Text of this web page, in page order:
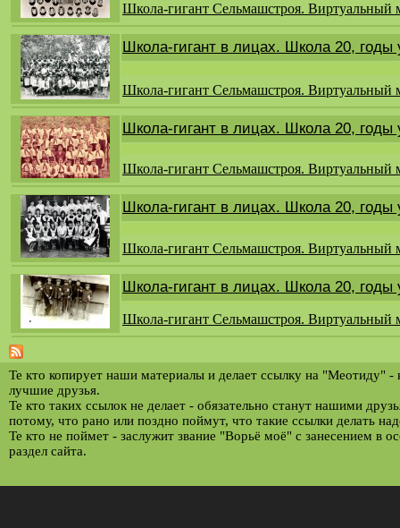
Школа-гигант Сельмашстроя. Виртуальный
Школа-гигант в лицах. Школа 20, годы
Школа-гигант Сельмашстроя. Виртуальный
Школа-гигант в лицах. Школа 20, годы
Школа-гигант Сельмашстроя. Виртуальный
Школа-гигант в лицах. Школа 20, годы
Школа-гигант Сельмашстроя. Виртуальный
Школа-гигант в лицах. Школа 20, годы
Школа-гигант Сельмашстроя. Виртуальный
Те кто копирует наши материалы и делает ссылку на "Меотиду" -
лучшие друзья.
Те кто таких ссылок не делает - обязательно станут нашими
потому, что рано или поздно поймут, что такие ссылки делать
Те кто не поймет - заслужит звание "Ворьё моё" с занесением в
раздел сайта.